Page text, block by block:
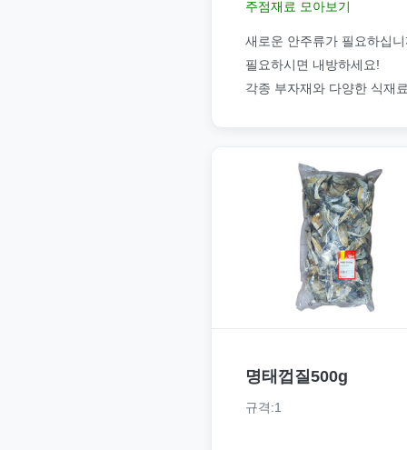
주점재료 모아보기
새로운 안주류가 필요하십
필요하시면 내방하세요!
각종 부자재와 다양한 식재
명태껍질500g
규격:1